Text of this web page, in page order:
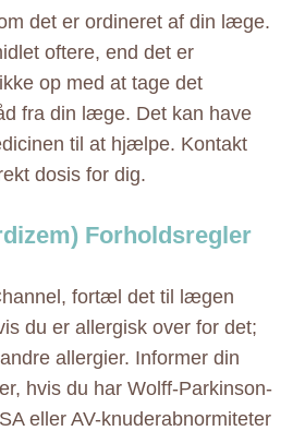
det er ordineret af din læge.
oftere, end det er
op med at tage det
fra din læge. Det kan have
til at hjælpe. Kontakt
dosis for dig.
Forholdsregler
fortæl det til lægen
du er allergisk over for det;
allergier. Informer din
hvis du har Wolff-Parkinson-
eller AV-knuderabnormiteter